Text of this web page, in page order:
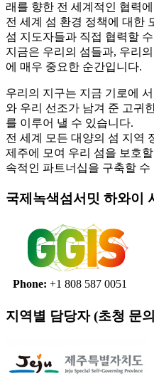
래를 향한 전 세계적인 협력
전 세계 섬 환경 정책에 대한
섬 지도자들과 직접 협력할
지금은 우리의 섬들과, 우리
에 매우 중요한 순간입니다.
우리의 지구는 지금 기로에
와 우리 선조가 남겨 준 고귀
를 이루어 낼 수 있습니다.
전 세계 모든 대양의 섬 지역
제주에 모여 우리 섬을 보호
속적인 파트너십을 구축할
국제녹색섬서밋 하와이
Phone: +1 808 587 0051
지역별 담당자 (초청 문